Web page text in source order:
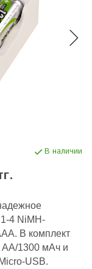
В наличии
4 NiMH-
В комплект
1300 мАч и
USB.